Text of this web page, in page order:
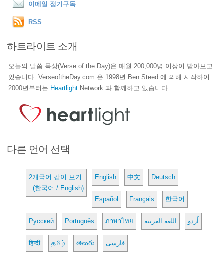
이메일 정기구독
RSS
하트라이트 소개
오늘의 말씀 묵상(Verse of the Day)은 매월 200,000명 이상이 받아보고
있습니다. VerseoftheDay.com 은 1998년 Ben Steed 에 의해 시작하여
2000년부터는 Heartlight Network 과 함께하고 있습니다.
다른 언어 선택
2개국어 같이 보기:
(한국어 / English)
English 中文 Deutsch
Español Français 한국어
Русский Português ภาษาไทย اللغة العربية اُردو
हिन्दी தமிழ் తెలుగు فارسی